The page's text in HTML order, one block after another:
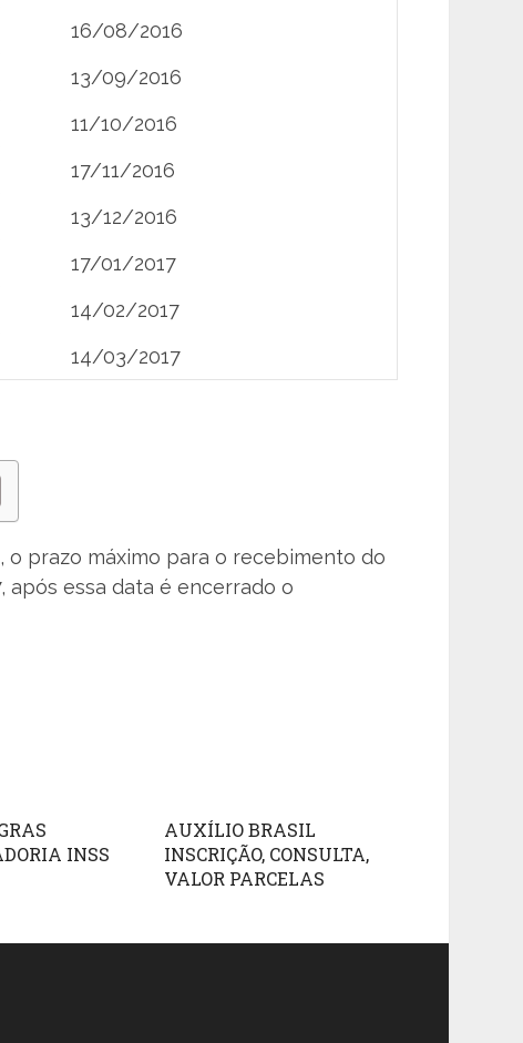
16/08/2016
13/09/2016
11/10/2016
17/11/2016
13/12/2016
17/01/2017
14/02/2017
14/03/2017
prazo máximo para o recebimento do
após essa data é encerrado o
INSS
AUXÍLIO BRASIL
INSCRIÇÃO, CONSULTA,
VALOR PARCELAS